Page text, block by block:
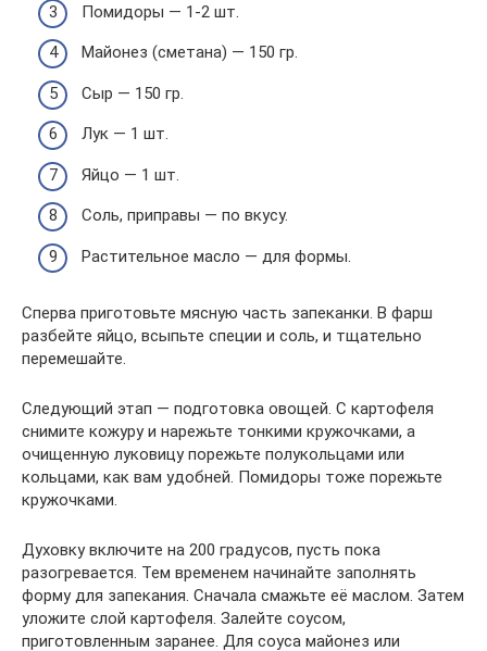
Помидоры — 1-2 шт.
Майонез (сметана) — 150 гр.
Сыр — 150 гр.
Лук — 1 шт.
Яйцо — 1 шт.
Соль, приправы — по вкусу.
Растительное масло — для формы.
Сперва приготовьте мясную часть запеканки. В фарш
разбейте яйцо, всыпьте специи и соль, и тщательно
перемешайте.
Следующий этап — подготовка овощей. С картофеля
снимите кожуру и нарежьте тонкими кружочками, а
очищенную луковицу порежьте полукольцами или
кольцами, как вам удобней. Помидоры тоже порежьте
кружочками.
Духовку включите на 200 градусов, пусть пока
разогревается. Тем временем начинайте заполнять
форму для запекания. Сначала смажьте её маслом. Затем
уложите слой картофеля. Залейте соусом,
приготовленным заранее. Для соуса майонез или